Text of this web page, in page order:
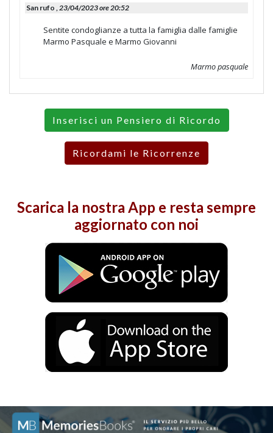
San rufo ,23/04/2023 ore 20:52
Sentite condoglianze a tutta la famiglia dalle famiglie
Marmo Pasquale e Marmo Giovanni
Marmo pasquale
Inserisci un Pensiero di Ricordo
Ricordami le Ricorrenze
Scarica la nostra App e resta sempre
aggiornato con noi